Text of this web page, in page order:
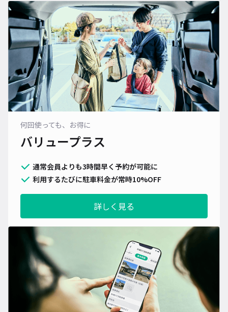
何回使っても、お得に
バリュープラス
通常会員よりも3時間早く予約が可能に
利用するたびに駐車料金が常時10%OFF
詳しく見る